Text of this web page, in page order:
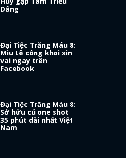
Dâng
Đại Tiệc Trăng Máu 8:
Miu Lê công khai xin
vai ngay trên
Facebook
Đại Tiệc Trăng Máu 8:
Sở hữu cú one shot
35 phút dài nhất Việt
Nam